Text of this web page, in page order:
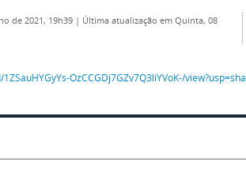
de 2021, 19h39 | Última atualização em Quinta, 08
OzCCGDj7GZv7Q3liYVoK-/